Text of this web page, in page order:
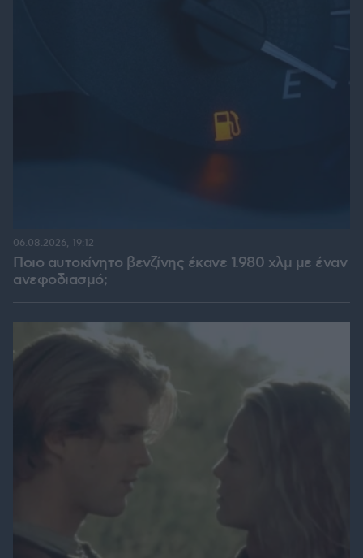
Ποιο αυτοκίνητο βενζίνης έκανε 1.980 χλμ με έναν
ανεφοδιασμό;
06.08.2026, 19:12